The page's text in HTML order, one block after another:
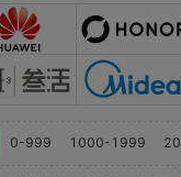
0-999 1000-1999